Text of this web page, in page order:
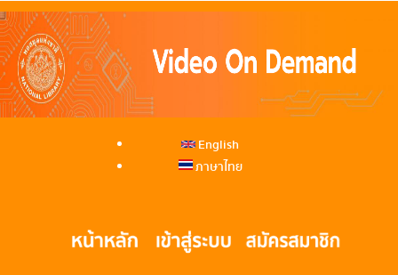
English
ภาษาไทย